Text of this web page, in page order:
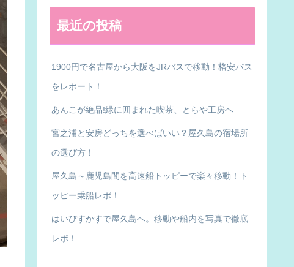
最近の投稿
1900円で名古屋から大阪をJRバスで移動！格安バス
をレポート！
あんこが絶品!緑に囲まれた喫茶、とらや工房へ
宮之浦と安房どっちを選べばいい？屋久島の宿場所
の選び方！
屋久島～鹿児島間を高速船トッピーで楽々移動！ト
ッピー乗船レポ！
はいびすかすで屋久島へ。移動や船内を写真で徹底
レポ！